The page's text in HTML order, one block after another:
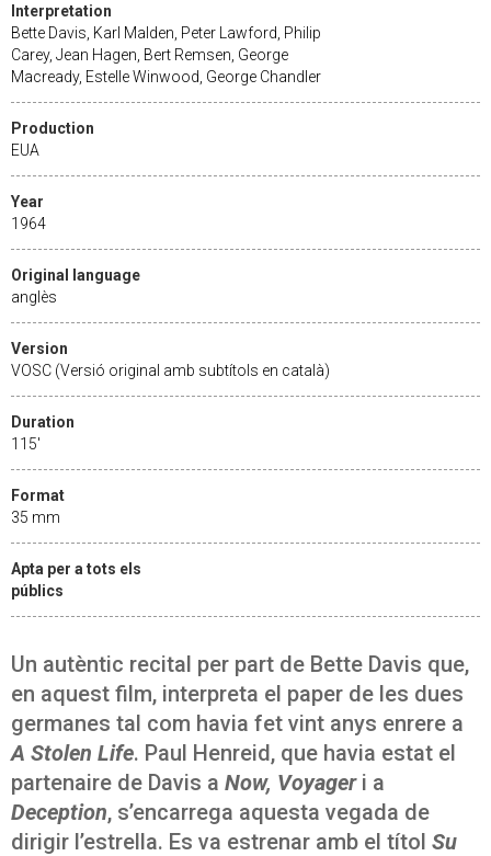
Interpretation
Bette Davis, Karl Malden, Peter Lawford, Philip
Carey, Jean Hagen, Bert Remsen, George
Macready, Estelle Winwood, George Chandler
Production
EUA
Year
1964
Original language
anglès
Version
VOSC (Versió original amb subtítols en català)
Duration
115'
Format
35 mm
Apta per a tots els
públics
Un autèntic recital per part de Bette Davis que,
en aquest film, interpreta el paper de les dues
germanes tal com havia fet vint anys enrere a
A Stolen Life. Paul Henreid, que havia estat el
partenaire de Davis a Now, Voyageri a
Deception, s’encarrega aquesta vegada de
dirigir l’estrella. Es va estrenar amb el títol Su